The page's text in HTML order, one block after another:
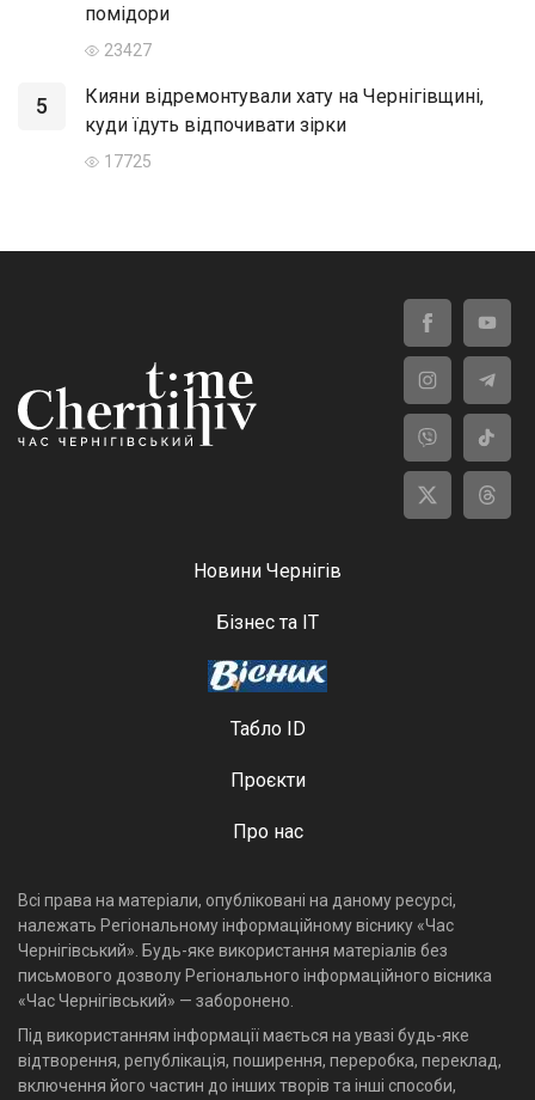
помідори
23427
5
Кияни відремонтували хату на Чернігівщині,
куди їдуть відпочивати зірки
17725
Новини Чернігів
Бізнес та ІТ
Табло ID
Проєкти
Про нас
Всі права на матеріали, опубліковані на даному ресурсі,
належать Регіональному інформаційному віснику «Час
Чернігівський». Будь-яке використання матеріалів без
письмового дозволу Регіонального інформаційного вісника
«Час Чернігівський» — заборонено.
Під використанням інформації мається на увазі будь-яке
відтворення, републікація, поширення, переробка, переклад,
включення його частин до інших творів та інші способи,